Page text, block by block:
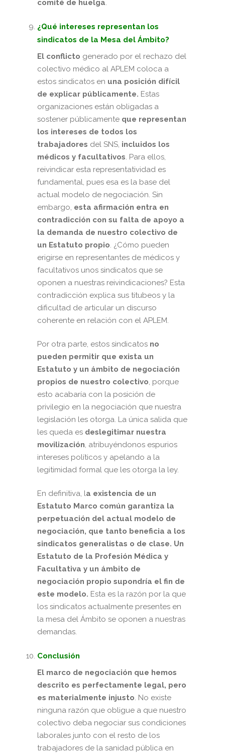
comité de huelga.
¿Qué intereses representan los
sindicatos de la Mesa del Ámbito?
El conflicto generado por el rechazo del
colectivo médico al APLEM coloca a
estos sindicatos en una posición difícil
de explicar públicamente. Estas
organizaciones están obligadas a
sostener públicamente que representan
los intereses de todos los
trabajadores del SNS, incluidos los
médicos y facultativos. Para ellos,
reivindicar esta representatividad es
fundamental, pues esa es la base del
actual modelo de negociación. Sin
embargo, esta afirmación entra en
contradicción con su falta de apoyo a
la demanda de nuestro colectivo de
un Estatuto propio. ¿Cómo pueden
erigirse en representantes de médicos y
facultativos unos sindicatos que se
oponen a nuestras reivindicaciones? Esta
contradicción explica sus titubeos y la
dificultad de articular un discurso
coherente en relación con el APLEM.
Por otra parte, estos sindicatos no
pueden permitir que exista un
Estatuto y un ámbito de negociación
propios de nuestro colectivo, porque
esto acabaría con la posición de
privilegio en la negociación que nuestra
legislación les otorga. La única salida que
les queda es deslegitimar nuestra
movilización, atribuyéndonos espurios
intereses políticos y apelando a la
legitimidad formal que les otorga la ley.
En definitiva, la existencia de un
Estatuto Marco común garantiza la
perpetuación del actual modelo de
negociación, que tanto beneficia a los
sindicatos generalistas o de clase. Un
Estatuto de la Profesión Médica y
Facultativa y un ámbito de
negociación propio supondría el fin de
este modelo. Esta es la razón por la que
los sindicatos actualmente presentes en
la mesa del Ámbito se oponen a nuestras
demandas.
Conclusión
El marco de negociación que hemos
descrito es perfectamente legal, pero
es materialmente injusto. No existe
ninguna razón que obligue a que nuestro
colectivo deba negociar sus condiciones
laborales junto con el resto de los
trabajadores de la sanidad pública en